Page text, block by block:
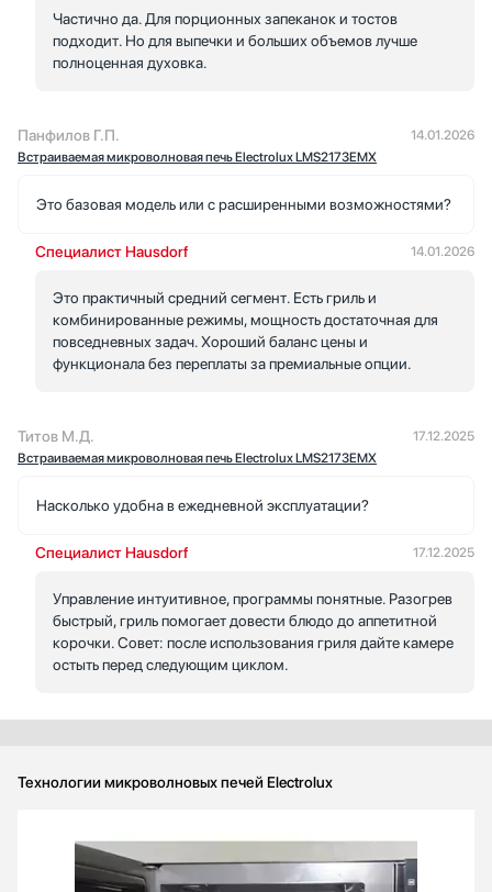
Частично да. Для порционных запеканок и тостов
подходит. Но для выпечки и больших объемов лучше
полноценная духовка.
Панфилов Г.П.
Встраиваемая микроволновая печь Electrolux LMS2173EMX
14.01.2026
Это базовая модель или с расширенными возможностями?
Специалист Hausdorf 14.01.2026
Это практичный средний сегмент. Есть гриль и
комбинированные режимы, мощность достаточная для
повседневных задач. Хороший баланс цены и
функционала без переплаты за премиальные опции.
Титов М.Д.
Встраиваемая микроволновая печь Electrolux LMS2173EMX
17.12.2025
Насколько удобна в ежедневной эксплуатации?
Специалист Hausdorf 17.12.2025
Управление интуитивное, программы понятные. Разогрев
быстрый, гриль помогает довести блюдо до аппетитной
корочки. Совет: после использования гриля дайте камере
остыть перед следующим циклом.
Технологии микроволновых печей Electrolux